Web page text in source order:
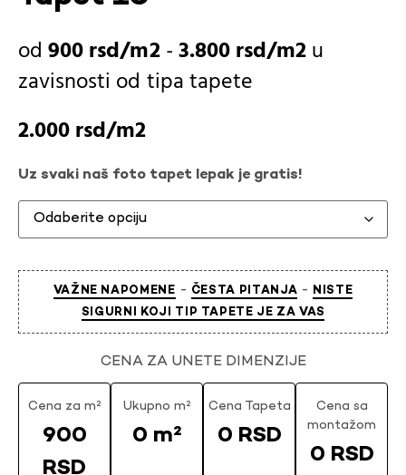
900rsd -3.800rsd
u
zavisnosti od tipa tapete
2.000rsd
Uz svaki naš foto tapet lepak je gratis!
VAŽNE NAPOMENE - ČESTA PITANJA - NISTE
SIGURNI KOJI TIP TAPETE JE ZA VAS
CENA ZA UNETE DIMENZIJE
Cena za m²
900
RSD
Ukupno m²
0 m²
Cena Tapeta
0 RSD
Cena sa
montažom
0 RSD